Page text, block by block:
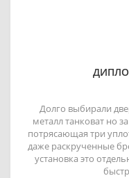
Долго выбирали
металл танковат но
потрясающая три
даже раскрученные
установка это